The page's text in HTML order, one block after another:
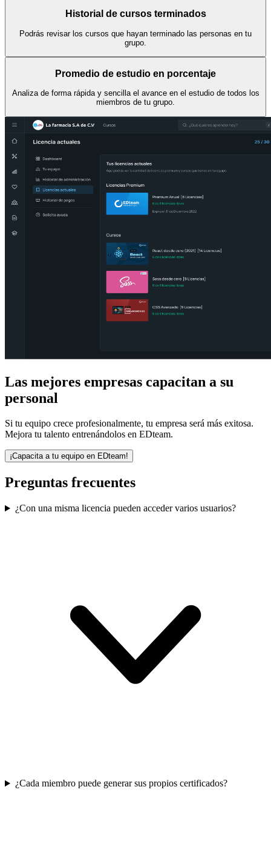
Historial de cursos terminados
Podrás revisar los cursos que hayan terminado las personas en tu
grupo.
Promedio de estudio en porcentaje
Analiza de forma rápida y sencilla el avance en el estudio de todos los
miembros de tu grupo.
Las mejores empresas capacitan a su
personal
Si tu equipo crece profesionalmente, tu empresa será más exitosa.
Mejora tu talento entrenándolos en EDteam.
¡Capacita a tu equipo en EDteam!
Preguntas frecuentes
¿Con una misma licencia pueden acceder varios usuarios?
¿Cada miembro puede generar sus propios certificados?